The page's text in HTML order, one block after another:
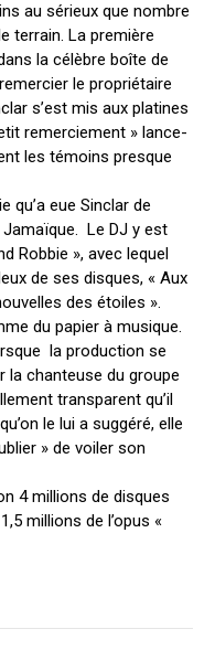
au sérieux que nombre
terrain. La première
la célèbre boîte de
le propriétaire
s’est mis aux platines
remerciement » lance-
les témoins presque
qu’a eue Sinclar de
Le DJ y est
Robbie », avec lequel
de ses disques, « Aux
des étoiles ».
du papier à musique.
la production se
la chanteuse du groupe
transparent qu’il
le lui a suggéré, elle
» de voiler son
4 millions de disques
millions de l’opus «